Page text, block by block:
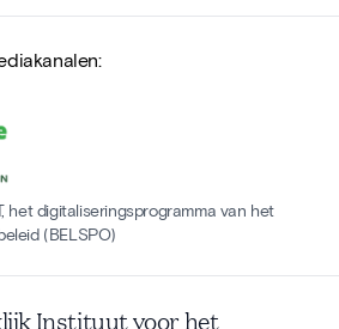
het digitaliseringsprogramma van het
(BELSPO)
Instituut voor het